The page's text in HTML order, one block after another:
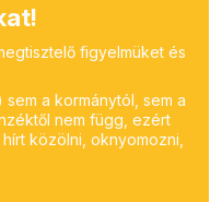
figyelmüket és
a kormánytól, sem a
nem függ, ezért
közölni, oknyomozni,